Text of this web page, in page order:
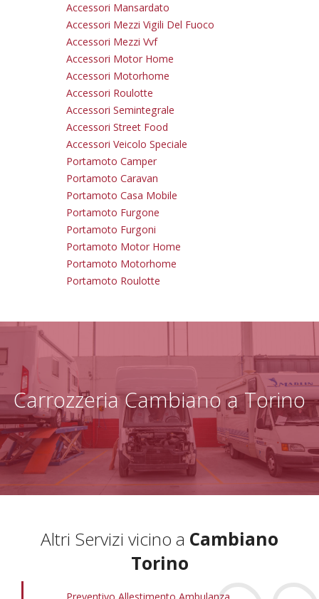
Accessori Mansardato
Accessori Mezzi Vigili Del Fuoco
Accessori Mezzi Vvf
Accessori Motor Home
Accessori Motorhome
Accessori Roulotte
Accessori Semintegrale
Accessori Street Food
Accessori Veicolo Speciale
Portamoto Camper
Portamoto Caravan
Portamoto Casa Mobile
Portamoto Furgone
Portamoto Furgoni
Portamoto Motor Home
Portamoto Motorhome
Portamoto Roulotte
Carrozzeria Cambiano a Torino
Altri Servizi vicino a Cambiano
Torino